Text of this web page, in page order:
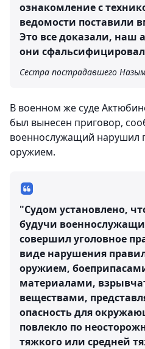
ознакомление с
ведомости поставили
Это все доказали, наш
они
Сестра пострадавшего
В военном же суде
был вынесен приговор,
военнослужащий нарушил
оружием.
"Судом установлено,
будучи
совершил уголовное
виде нарушения
оружием,
материалами,
веществами,
опасность для
повлекло по
тяжкого или средней